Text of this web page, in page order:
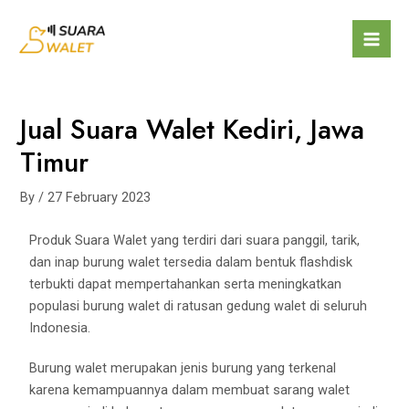
Jual Suara Walet Kediri, Jawa
Timur
By/27 February 2023
Produk Suara Walet yang terdiri dari suara panggil, tarik,
dan inap burung walet tersedia dalam bentuk flashdisk
terbukti dapat mempertahankan serta meningkatkan
populasi burung walet di ratusan gedung walet di seluruh
Indonesia.
Burung walet merupakan jenis burung yang terkenal
karena kemampuannya dalam membuat sarang walet